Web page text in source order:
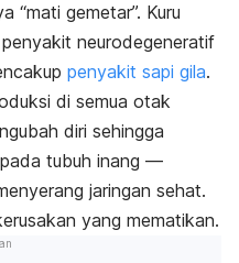
“mati gemetar”. Kuru
neurodegeneratif
penyakit sapi gila.
di semua otak
diri sehingga
tubuh inang —
jaringan sehat.
yang mematikan.